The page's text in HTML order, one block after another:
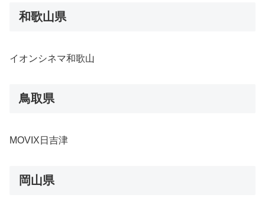
和歌山県
イオンシネマ和歌山
鳥取県
MOVIX日吉津
岡山県